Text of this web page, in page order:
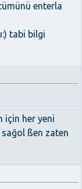
enterla
tabi bilgi
için her yeni
ßen zaten